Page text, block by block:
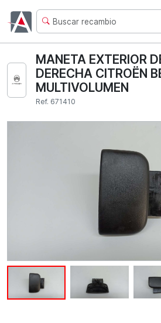
MANETA EXTERIOR
DERECHA CITROËN
MULTIVOLUMEN
Ref. 671410